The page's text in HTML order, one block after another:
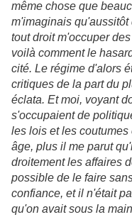
même chose que
m'imaginais
tout droit m'occuper
voilà comment le
cité. Le régime d'alors
critiques de la part du
éclata. Et moi, voyant
s'occupaient de
les lois et les
âge, plus il me parut
droitement les affaires
possible de le faire
confiance, et il n'était
qu'on avait sous la